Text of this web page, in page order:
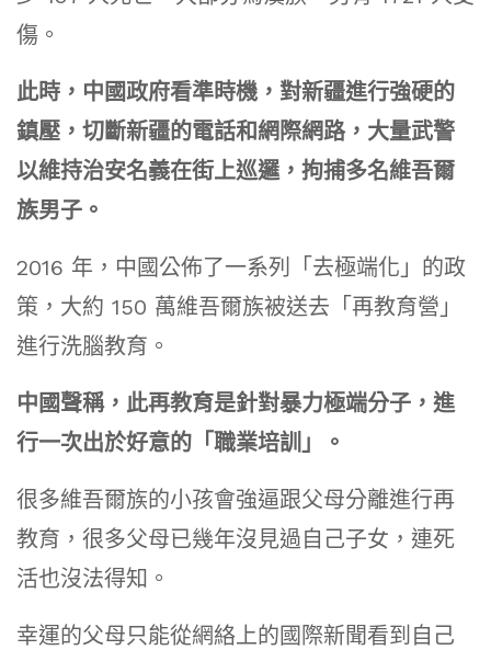
傷。
此時，中國政府看準時機，對新疆進行強硬的
鎮壓，切斷新疆的電話和網際網路，大量武警
以維持治安名義在街上巡邏，拘捕多名維吾爾
族男子。
2016 年，中國公佈了一系列「去極端化」的政
策，大約 150 萬維吾爾族被送去「再教育營」
進行洗腦教育。
中國聲稱，此再教育是針對暴力極端分子，進
行一次出於好意的「職業培訓」。
很多維吾爾族的小孩會強逼跟父母分離進行再
教育，很多父母已幾年沒見過自己子女，連死
活也沒法得知。
幸運的父母只能從網絡上的國際新聞看到自己